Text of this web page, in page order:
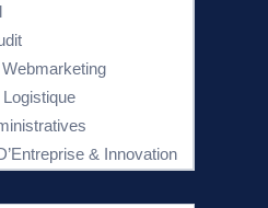
& Innovation